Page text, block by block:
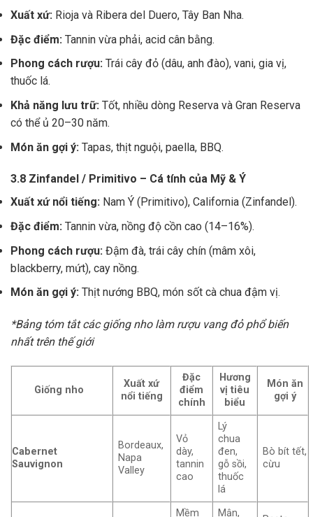
Xuất xứ: Rioja và Ribera del Duero, Tây Ban Nha.
Đặc điểm: Tannin vừa phải, acid cân bằng.
Phong cách rượu: Trái cây đỏ (dâu, anh đào), vani, gia vị,
thuốc lá.
Khả năng lưu trữ: Tốt, nhiều dòng Reserva và Gran Reserva
có thể ủ 20–30 năm.
Món ăn gợi ý: Tapas, thịt nguội, paella, BBQ.
3.8 Zinfandel / Primitivo – Cá tính của Mỹ & Ý
Xuất xứ nổi tiếng: Nam Ý (Primitivo), California (Zinfandel).
Đặc điểm: Tannin vừa, nồng độ cồn cao (14–16%).
Phong cách rượu: Đậm đà, trái cây chín (mâm xôi,
blackberry, mứt), cay nồng.
Món ăn gợi ý: Thịt nướng BBQ, món sốt cà chua đậm vị.
*Bảng tóm tắt các giống nho làm rượu vang đỏ phổ biến
nhất trên thế giới
Giống nho
Xuất xứ
nổi tiếng
Đặc
điểm
chính
Hương
vị tiêu
biểu
Món ăn
gợi ý
Cabernet
Sauvignon
Bordeaux,
Napa
Valley
Vỏ
dày,
tannin
cao
Lý
chua
đen,
gỗ sồi,
thuốc
lá
Bò bít tết,
cừu
Mềm
Mận,